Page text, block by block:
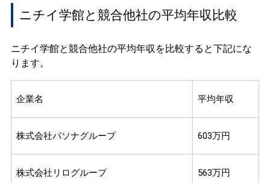
ニチイ学館と競合他社の平均年収比較
ニチイ学館と競合他社の平均年収を比較すると下記にな
ります。
企業名 平均年収
株式会社パソナグループ 603万円
株式会社リログループ 563万円